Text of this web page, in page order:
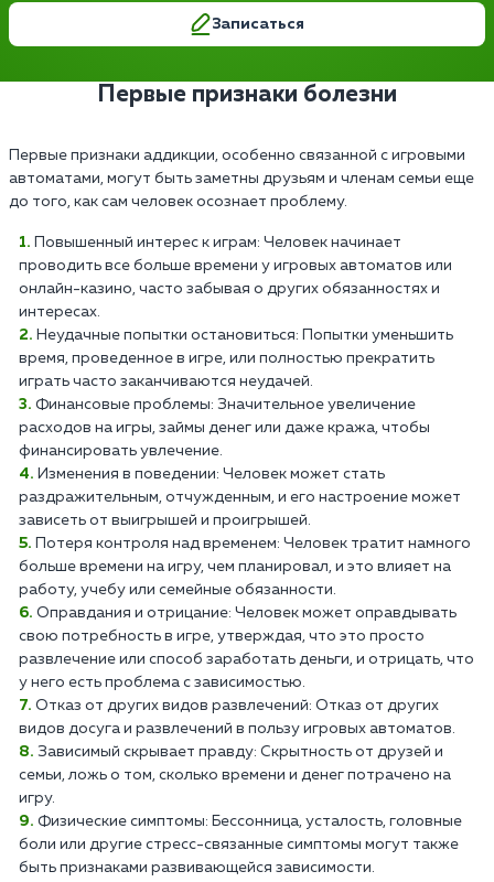
Записаться
Первые признаки болезни
Первые признаки аддикции, особенно связанной с игровыми
автоматами, могут быть заметны друзьям и членам семьи еще
до того, как сам человек осознает проблему.
Повышенный интерес к играм: Человек начинает
проводить все больше времени у игровых автоматов или
онлайн-казино, часто забывая о других обязанностях и
интересах.
Неудачные попытки остановиться: Попытки уменьшить
время, проведенное в игре, или полностью прекратить
играть часто заканчиваются неудачей.
Финансовые проблемы: Значительное увеличение
расходов на игры, займы денег или даже кража, чтобы
финансировать увлечение.
Изменения в поведении: Человек может стать
раздражительным, отчужденным, и его настроение может
зависеть от выигрышей и проигрышей.
Потеря контроля над временем: Человек тратит намного
больше времени на игру, чем планировал, и это влияет на
работу, учебу или семейные обязанности.
Оправдания и отрицание: Человек может оправдывать
свою потребность в игре, утверждая, что это просто
развлечение или способ заработать деньги, и отрицать, что
у него есть проблема с зависимостью.
Отказ от других видов развлечений: Отказ от других
видов досуга и развлечений в пользу игровых автоматов.
Зависимый скрывает правду: Скрытность от друзей и
семьи, ложь о том, сколько времени и денег потрачено на
игру.
Физические симптомы: Бессонница, усталость, головные
боли или другие стресс-связанные симптомы могут также
быть признаками развивающейся зависимости.